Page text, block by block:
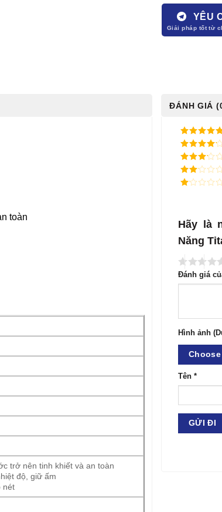
YÊU
toàn
trở nên tinh khiết và an toàn
độ, giữ ấm
nét
ĐÁNH GIÁ
5/ 5 điểm
4/ 5
điểm
3/ 5
điểm
2/
điểm
Hãy là
Năng
Đánh giá
Hình ảnh
Tên*